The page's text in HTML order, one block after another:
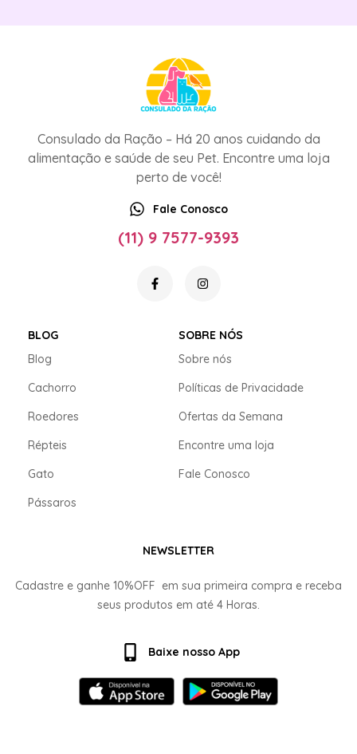
Consulado da Ração – Há 20 anos cuidando da
alimentação e saúde de seu Pet. Encontre uma loja
perto de você!
Fale Conosco
(11) 9 7577-9393
BLOG
Blog
Cachorro
Roedores
Répteis
Gato
Pássaros
SOBRE NÓS
Sobre nós
Políticas de Privacidade
Ofertas da Semana
Encontre uma loja
Fale Conosco
NEWSLETTER
Cadastre e ganhe 10%OFF em sua primeira compra e receba
seus produtos em até 4 Horas.
Baixe nosso App